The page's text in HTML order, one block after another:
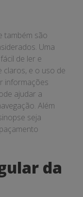
também são
Uma
de ler e
claros, e o uso de
informações
ajudar a
Além
seja
da